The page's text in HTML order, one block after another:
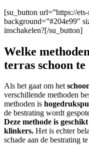
[su_button url=”https://
background=”#204e99″
inschakelen?[/su_button]
Welke
terras schoon
Als het gaat om het
verschillende methoden
methoden is
de bestrating wordt
Deze methode is
klinkers. Het is echter
schade aan de bestrating